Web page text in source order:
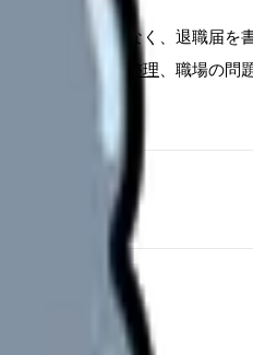
すめるのではなく、退職届を
・次の仕事まで整理 、職場の問